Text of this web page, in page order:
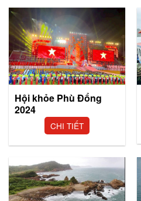
Hội khỏe Phù Đổng
2024
CHI TIẾT